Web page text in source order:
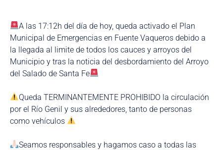
A las 17:12h del día de hoy, queda activado el Plan
Municipal de Emergencias en Fuente Vaqueros debido a
la llegada al limite de todos los cauces y arroyos del
Municipio y tras la noticia del desbordamiento del Arroyo
del Salado de Santa Fe
Queda TERMINANTEMENTE PROHIBIDO la circulación
por el Río Genil y sus alrededores, tanto de personas
como vehículos
Seamos responsables y hagamos caso a todas las